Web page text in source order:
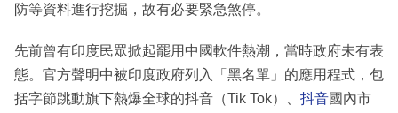
防等資料進行挖掘，故有必要緊急煞停。
先前曾有印度民眾掀起罷用中國軟件熱潮，當時政府未有表
態。官方聲明中被印度政府列入「黑名單」的應用程式，包
括字節跳動旗下熱爆全球的抖音（Tik Tok）、 抖音國內市